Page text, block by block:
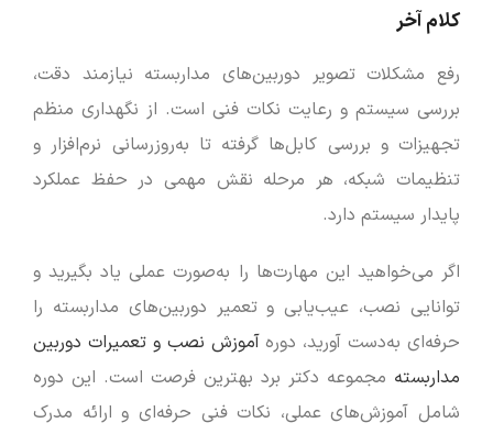
کلام آخر
رفع مشکلات تصویر دوربین‌های مداربسته نیازمند دقت،
بررسی سیستم و رعایت نکات فنی است. از نگهداری منظم
تجهیزات و بررسی کابل‌ها گرفته تا به‌روزرسانی نرم‌افزار و
تنظیمات شبکه، هر مرحله نقش مهمی در حفظ عملکرد
پایدار سیستم دارد.
اگر می‌خواهید این مهارت‌ها را به‌صورت عملی یاد بگیرید و
توانایی نصب، عیب‌یابی و تعمیر دوربین‌های مداربسته را
حرفه‌ای به‌دست آورید، دورهآموزش نصب و تعمیرات دوربین
مداربسته مجموعه دکتر برد بهترین فرصت است. این دوره
شامل آموزش‌های عملی، نکات فنی حرفه‌ای و ارائه مدرک